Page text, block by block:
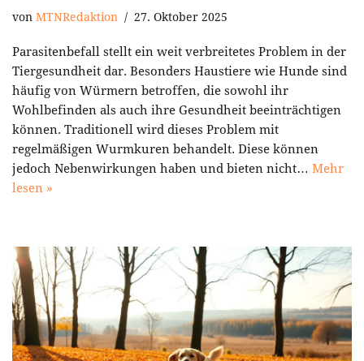
von MTNRedaktion 27. Oktober 2025
Parasitenbefall stellt ein weit verbreitetes Problem in der
Tiergesundheit dar. Besonders Haustiere wie Hunde sind
häufig von Würmern betroffen, die sowohl ihr
Wohlbefinden als auch ihre Gesundheit beeinträchtigen
können. Traditionell wird dieses Problem mit
regelmäßigen Wurmkuren behandelt. Diese können
jedoch Nebenwirkungen haben und bieten nicht… Mehr
lesen »